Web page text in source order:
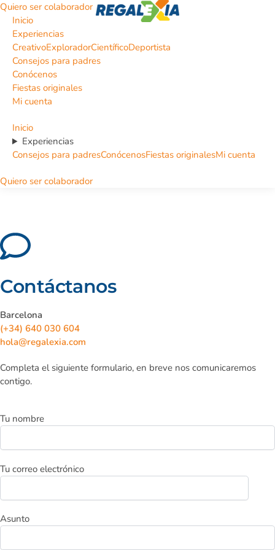
Quiero ser colaborador
Inicio
Experiencias
CreativoExploradorCientíficoDeportista
Consejos para padres
Conócenos
Fiestas originales
Mi cuenta
Inicio
Experiencias
Consejos para padresConócenosFiestas originalesMi cuenta
Quiero ser colaborador
Contáctanos
Barcelona
(+34) 640 030 604
hola@regalexia.com
Completa el siguiente formulario, en breve nos comunicaremos
contigo.
Tu nombre
Tu correo electrónico
Asunto